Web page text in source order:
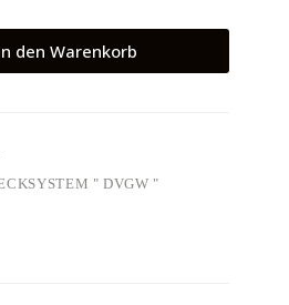
den Warenkorb
" DVGW "